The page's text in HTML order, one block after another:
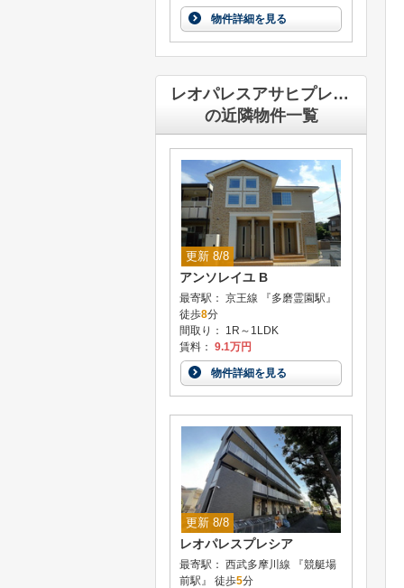
物件詳細を見る
レオパレスアサヒプレイス
の近隣物件一覧
更新 8/8
アンソレイユ B
最寄駅： 京王線 『多磨霊園駅』
徒歩8分
間取り： 1R～1LDK
賃料： 9.1万円
物件詳細を見る
更新 8/8
レオパレスプレシア
最寄駅： 西武多摩川線 『競艇場
前駅』 徒歩5分